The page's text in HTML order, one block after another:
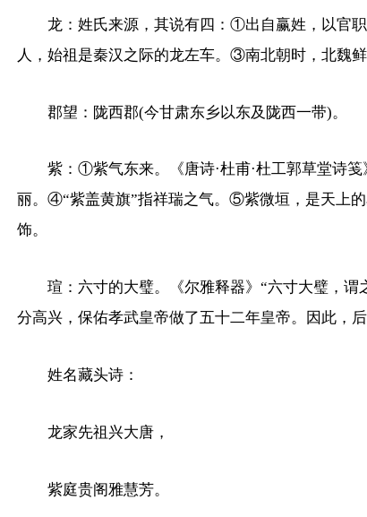
龙：姓氏来源，其说有四：①出自赢姓，以官
人，始祖是秦汉之际的龙左车。③南北朝时，北魏
郡望：陇西郡(今甘肃东乡以东及陇西一带)。
紫：①紫气东来。《唐诗·杜甫·杜工郭草堂诗
丽。④“紫盖黄旗”指祥瑞之气。⑤紫微垣，是天上
饰。
瑄：六寸的大璧。《尔雅释器》“六寸大璧，
分高兴，保佑孝武皇帝做了五十二年皇帝。因此，
姓名藏头诗：
龙家先祖兴大唐，
紫庭贵阁雅慧芳。